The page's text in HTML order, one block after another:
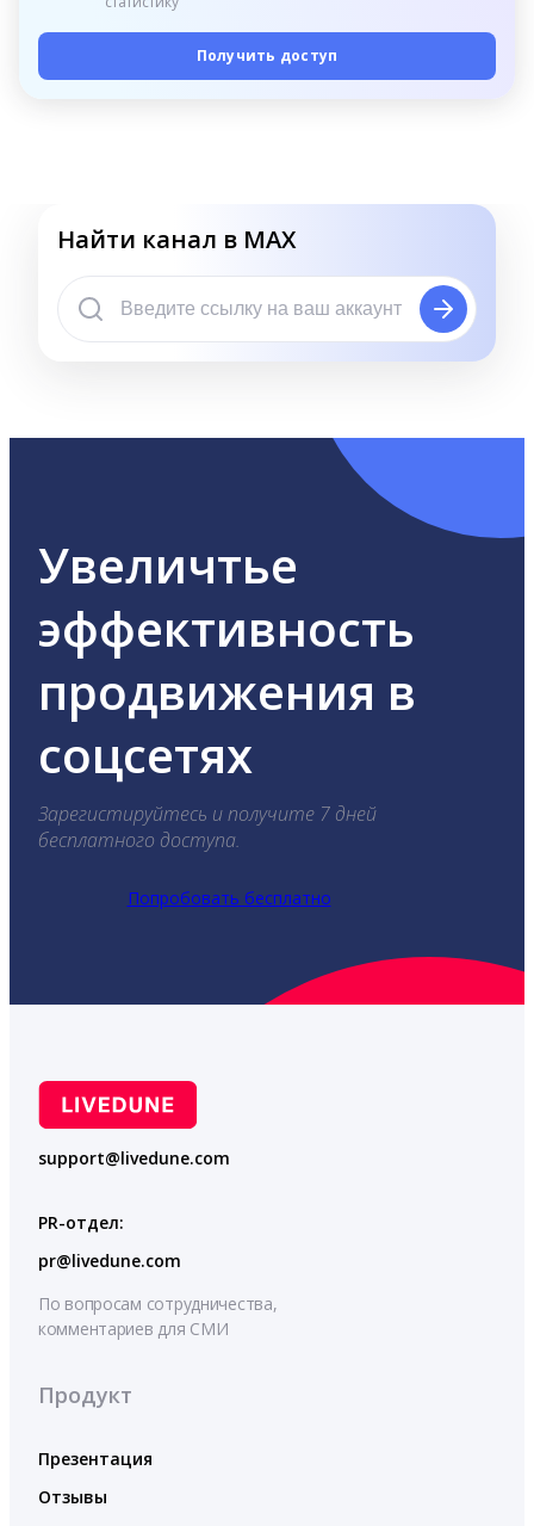
Получить доступ
Найти канал в MAX
Увеличтье
эффективность
продвижения в
соцсетях
Зарегистируйтесь и получите 7 дней
бесплатного доступа.
Попробовать бесплатно
support@livedune.com
PR-отдел:
pr@livedune.com
По вопросам сотрудничества,
комментариев для СМИ
Продукт
Презентация
Отзывы